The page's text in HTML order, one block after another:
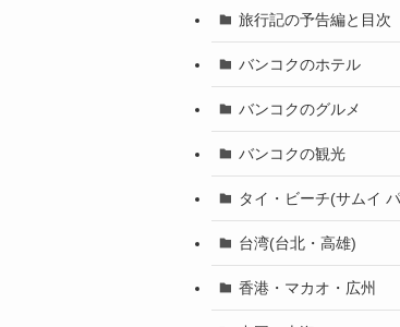
旅行記の予告編と目次
バンコクのホテル
バンコクのグルメ
バンコクの観光
タイ・ビーチ(サムイ
台湾(台北・高雄)
香港・マカオ・広州